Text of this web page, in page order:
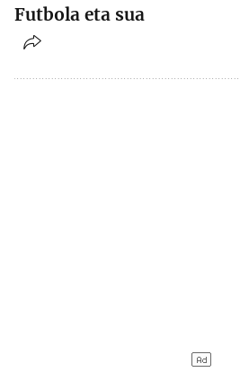
Futbola eta sua